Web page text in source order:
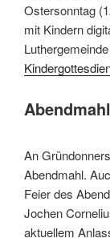
Ostersonntag
mit Kindern
Abendmahl
An
Abendmahl.
Feier des
Jochen
aktuellem